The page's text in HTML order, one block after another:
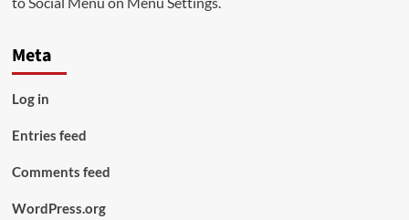
Meta
Log in
Entries feed
Comments feed
WordPress.org